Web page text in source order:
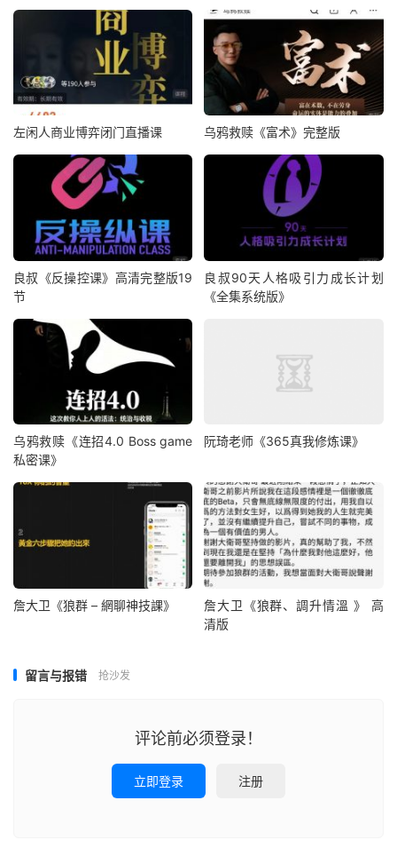
左闲人商业博弈闭门直播课 乌鸦救赎《富术》完整版
良叔《反操控课》高清完整版19
节
良叔90天人格吸引力成长计划
《全集系统版》
乌鸦救赎《连招4.0 Boss game
私密课》
阮琦老师《365真我修炼课》
詹大卫《狼群 – 網聊神技課》
詹大卫《狼群、調升情‬溫 》 高
清版
留言与报错 抢沙发
评论前必须登录！
立即登录 注册